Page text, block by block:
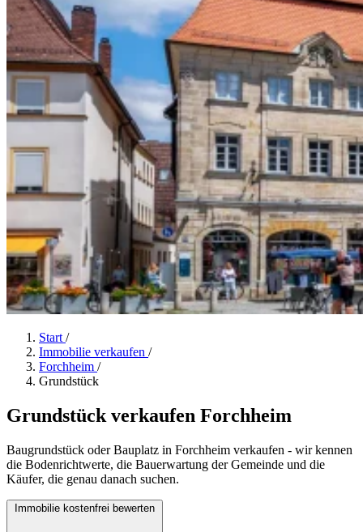
Start /
Immobilie verkaufen /
Forchheim /
Grundstück
Grundstück verkaufen Forchheim
Baugrundstück oder Bauplatz in Forchheim verkaufen - wir kennen
die Bodenrichtwerte, die Bauerwartung der Gemeinde und die
Käufer, die genau danach suchen.